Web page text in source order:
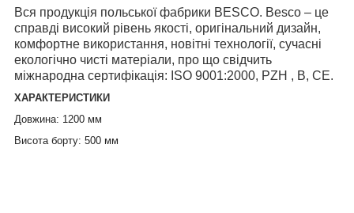
Вся продукція польської фабрики BESCO. Besco – це
справді високий рівень якості, оригінальний дизайн,
комфортне використання, новітні технології, сучасні
екологічно чисті матеріали, про що свідчить
міжнародна сертифікація: ISO 9001:2000, PZH , B, CE.
ХАРАКТЕРИСТИКИ
Довжина: 1200 мм
Висота борту: 500 мм